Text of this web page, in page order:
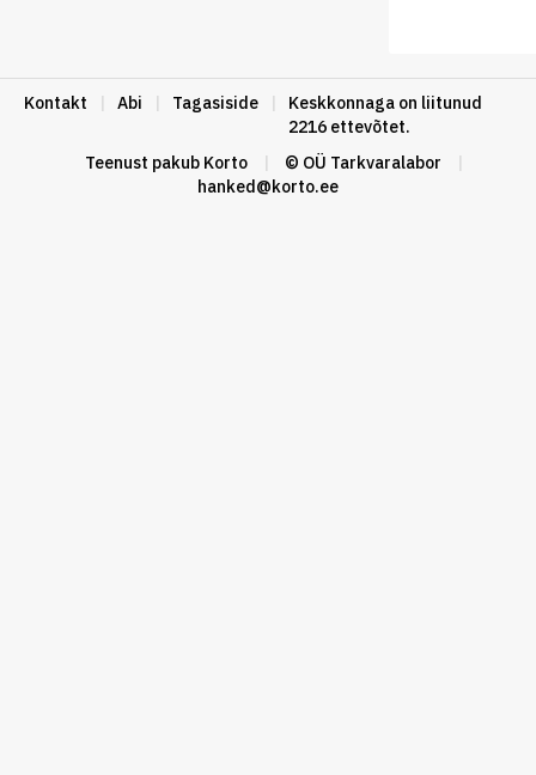
Kontakt | Abi | Tagasiside |
Keskkonnaga on liitunud
2216 ettevõtet.
Teenust pakub Korto | © OÜ Tarkvaralabor
|
hanked@korto.ee